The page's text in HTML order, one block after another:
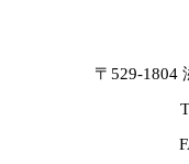
〒529-1804